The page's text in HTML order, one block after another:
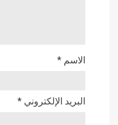
الاسم *
البريد الإلكتروني *